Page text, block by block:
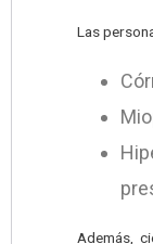
Las
Además,